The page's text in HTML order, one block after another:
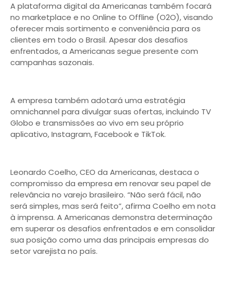
A plataforma digital da Americanas também focará
no marketplace e no Online to Offline (O2O), visando
oferecer mais sortimento e conveniência para os
clientes em todo o Brasil. Apesar dos desafios
enfrentados, a Americanas segue presente com
campanhas sazonais.
A empresa também adotará uma estratégia
omnichannel para divulgar suas ofertas, incluindo TV
Globo e transmissões ao vivo em seu próprio
aplicativo, Instagram, Facebook e TikTok.
Leonardo Coelho, CEO da Americanas, destaca o
compromisso da empresa em renovar seu papel de
relevância no varejo brasileiro. “Não será fácil, não
será simples, mas será feito”, afirma Coelho em nota
à imprensa. A Americanas demonstra determinação
em superar os desafios enfrentados e em consolidar
sua posição como uma das principais empresas do
setor varejista no país.